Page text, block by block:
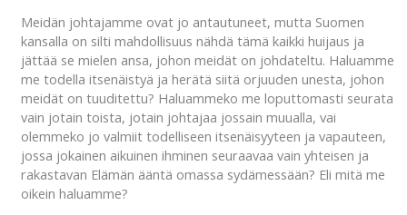
Meidän johtajamme ovat jo antautuneet, mutta Suomen
kansalla on silti mahdollisuus nähdä tämä kaikki huijaus ja
jättää se mielen ansa, johon meidät on johdateltu. Haluamme
me todella itsenäistyä ja herätä siitä orjuuden unesta, johon
meidät on tuuditettu? Haluammeko me loputtomasti seurata
vain jotain toista, jotain johtajaa jossain muualla, vai
olemmeko jo valmiit todelliseen itsenäisyyteen ja vapauteen,
jossa jokainen aikuinen ihminen seuraavaa vain yhteisen ja
rakastavan Elämän ääntä omassa sydämessään? Eli mitä me
oikein haluamme?